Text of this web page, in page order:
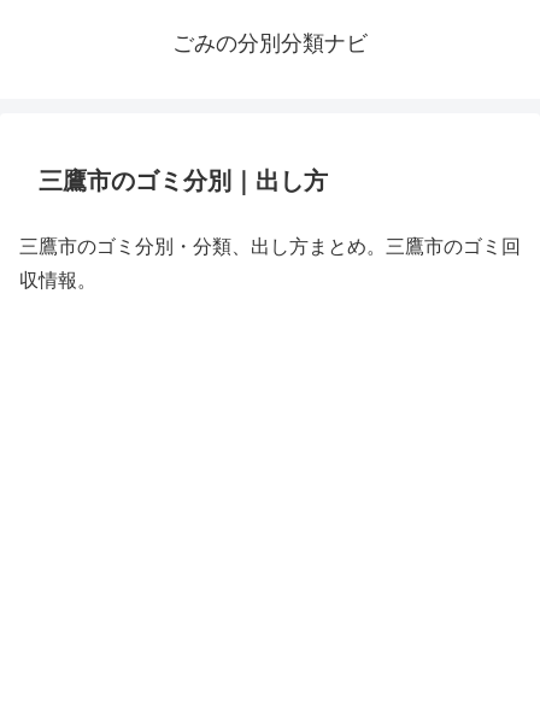
ごみの分別分類ナビ
三鷹市のゴミ分別｜出し方
三鷹市のゴミ分別・分類、出し方まとめ。三鷹市のゴミ回
収情報。